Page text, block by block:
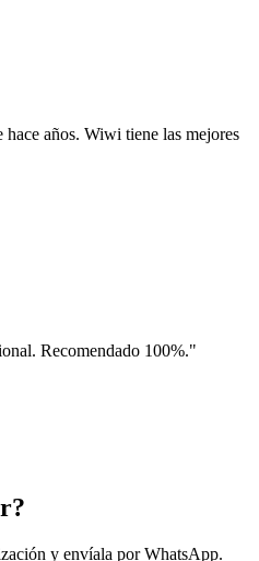
años. Wiwi tiene las mejores
Recomendado 100%."
y envíala por WhatsApp.